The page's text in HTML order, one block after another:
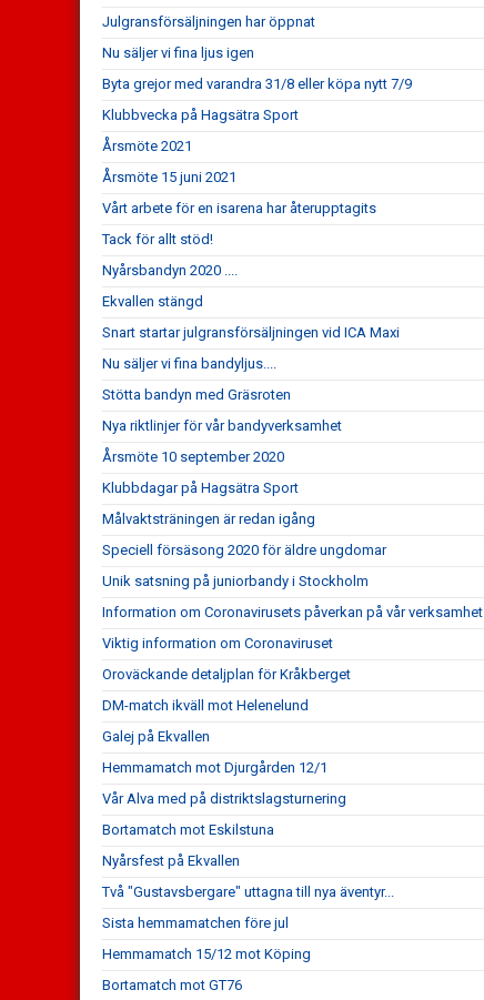
Julgransförsäljningen har öppnat
Nu säljer vi fina ljus igen
Byta grejor med varandra 31/8 eller köpa nytt 7/9
Klubbvecka på Hagsätra Sport
Årsmöte 2021
Årsmöte 15 juni 2021
Vårt arbete för en isarena har återupptagits
Tack för allt stöd!
Nyårsbandyn 2020 ....
Ekvallen stängd
Snart startar julgransförsäljningen vid ICA Maxi
Nu säljer vi fina bandyljus....
Stötta bandyn med Gräsroten
Nya riktlinjer för vår bandyverksamhet
Årsmöte 10 september 2020
Klubbdagar på Hagsätra Sport
Målvaktsträningen är redan igång
Speciell försäsong 2020 för äldre ungdomar
Unik satsning på juniorbandy i Stockholm
Information om Coronavirusets påverkan på vår verksamhet
Viktig information om Coronaviruset
Oroväckande detaljplan för Kråkberget
DM-match ikväll mot Helenelund
Galej på Ekvallen
Hemmamatch mot Djurgården 12/1
Vår Alva med på distriktslagsturnering
Bortamatch mot Eskilstuna
Nyårsfest på Ekvallen
Två "Gustavsbergare" uttagna till nya äventyr...
Sista hemmamatchen före jul
Hemmamatch 15/12 mot Köping
Bortamatch mot GT76